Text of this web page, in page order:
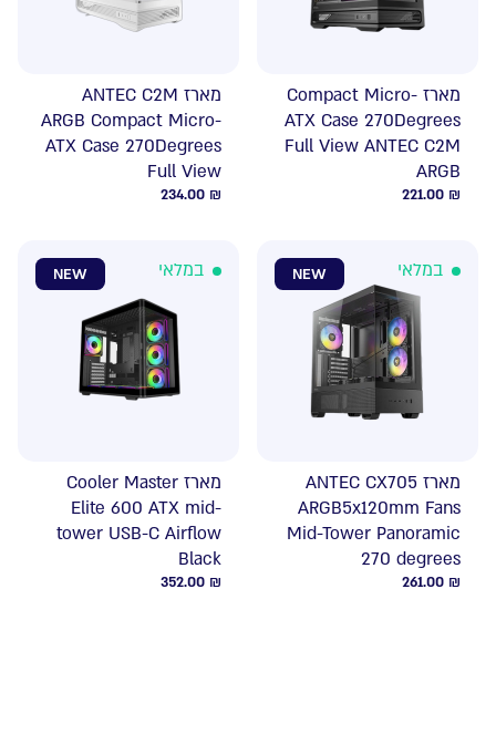
מארז Compact Micro-
ATX Case 270Degrees
Full View ANTEC C2M
ARGB
221.00 ₪
מארז ANTEC C2M
ARGB Compact Micro-
ATX Case 270Degrees
Full View
234.00 ₪
NEW במלאי
מארז ANTEC CX705
ARGB5x120mm Fans
Mid-Tower Panoramic
270 degrees
261.00 ₪
NEW במלאי
מארז Cooler Master
Elite 600 ATX mid-
tower USB-C Airflow
Black
352.00 ₪